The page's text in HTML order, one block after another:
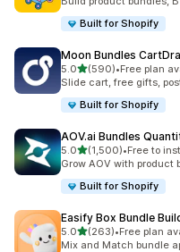
Built for Shopify
Moon Bundles
5.05つ星中
(590)
合計レビュー数：590件
•Free plan
Slide cart, free gifts,
Built for Shopify
AOV.ai Bundles
5.05つ星中
(1,500)
合計レビュー数：1500件
•Free to
Grow AOV with product
Built for Shopify
Easify Box Bundle
5.05つ星中
(263)
合計レビュー数：263件
•Free plan
Mix and Match bundle